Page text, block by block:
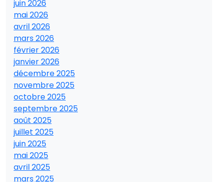
juin 2026
mai 2026
avril 2026
mars 2026
février 2026
janvier 2026
décembre 2025
novembre 2025
octobre 2025
septembre 2025
août 2025
juillet 2025
juin 2025
mai 2025
avril 2025
mars 2025